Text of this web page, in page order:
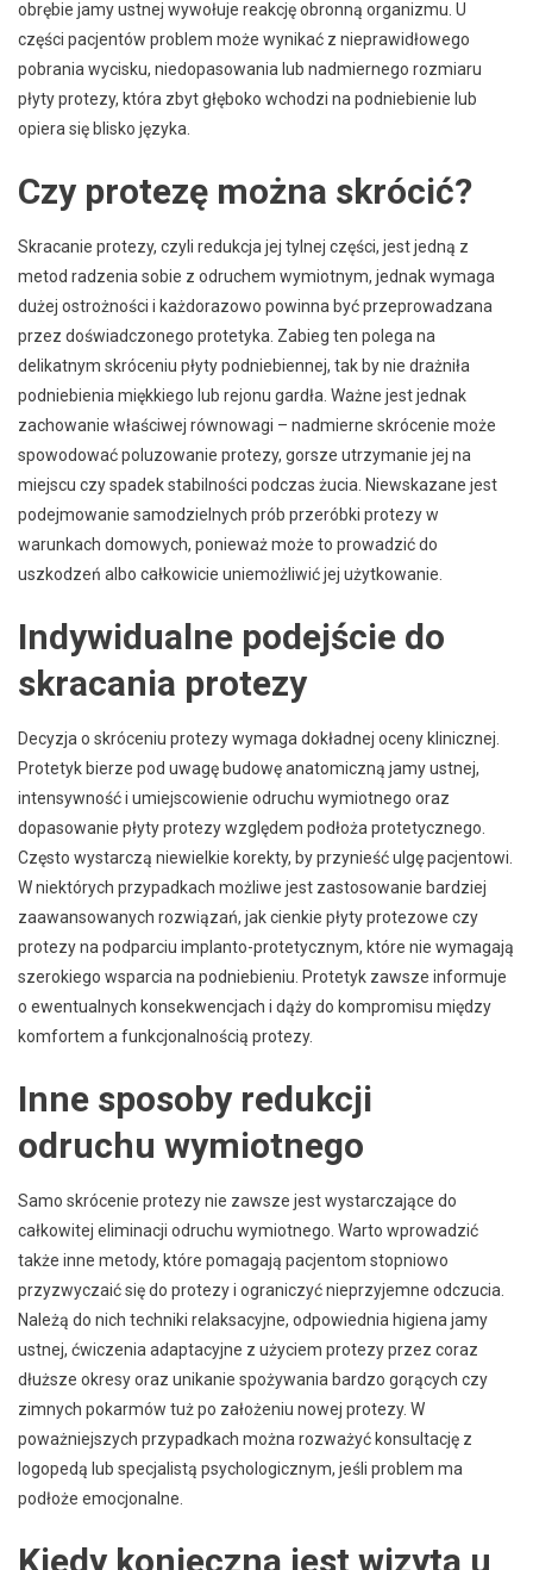
obrębie jamy ustnej wywołuje reakcję obronną organizmu. U
części pacjentów problem może wynikać z nieprawidłowego
pobrania wycisku, niedopasowania lub nadmiernego rozmiaru
płyty protezy, która zbyt głęboko wchodzi na podniebienie lub
opiera się blisko języka.
Czy protezę można skrócić?
Skracanie protezy, czyli redukcja jej tylnej części, jest jedną z
metod radzenia sobie z odruchem wymiotnym, jednak wymaga
dużej ostrożności i każdorazowo powinna być przeprowadzana
przez doświadczonego protetyka. Zabieg ten polega na
delikatnym skróceniu płyty podniebiennej, tak by nie drażniła
podniebienia miękkiego lub rejonu gardła. Ważne jest jednak
zachowanie właściwej równowagi – nadmierne skrócenie może
spowodować poluzowanie protezy, gorsze utrzymanie jej na
miejscu czy spadek stabilności podczas żucia. Niewskazane jest
podejmowanie samodzielnych prób przeróbki protezy w
warunkach domowych, ponieważ może to prowadzić do
uszkodzeń albo całkowicie uniemożliwić jej użytkowanie.
Indywidualne podejście do
skracania protezy
Decyzja o skróceniu protezy wymaga dokładnej oceny klinicznej.
Protetyk bierze pod uwagę budowę anatomiczną jamy ustnej,
intensywność i umiejscowienie odruchu wymiotnego oraz
dopasowanie płyty protezy względem podłoża protetycznego.
Często wystarczą niewielkie korekty, by przynieść ulgę pacjentowi.
W niektórych przypadkach możliwe jest zastosowanie bardziej
zaawansowanych rozwiązań, jak cienkie płyty protezowe czy
protezy na podparciu implanto-protetycznym, które nie wymagają
szerokiego wsparcia na podniebieniu. Protetyk zawsze informuje
o ewentualnych konsekwencjach i dąży do kompromisu między
komfortem a funkcjonalnością protezy.
Inne sposoby redukcji
odruchu wymiotnego
Samo skrócenie protezy nie zawsze jest wystarczające do
całkowitej eliminacji odruchu wymiotnego. Warto wprowadzić
także inne metody, które pomagają pacjentom stopniowo
przyzwyczaić się do protezy i ograniczyć nieprzyjemne odczucia.
Należą do nich techniki relaksacyjne, odpowiednia higiena jamy
ustnej, ćwiczenia adaptacyjne z użyciem protezy przez coraz
dłuższe okresy oraz unikanie spożywania bardzo gorących czy
zimnych pokarmów tuż po założeniu nowej protezy. W
poważniejszych przypadkach można rozważyć konsultację z
logopedą lub specjalistą psychologicznym, jeśli problem ma
podłoże emocjonalne.
Kiedy konieczna jest wizyta u